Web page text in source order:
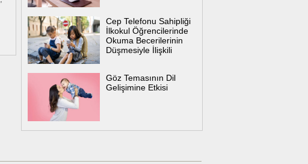
Cep Telefonu Sahipliği
İlkokul Öğrencilerinde
Okuma Becerilerinin
Düşmesiyle İlişkili
Göz Temasının Dil
Gelişimine Etkisi